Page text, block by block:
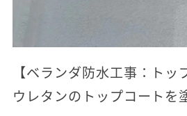
【ベランダ防水工事：ト
ウレタンのトップコートを